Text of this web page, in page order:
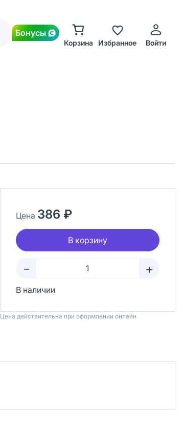
Бонусы
Корзина Избранное Войти
Цена 386 ₽
В корзину
– +
В наличии
Цена действительна при оформлении онлайн